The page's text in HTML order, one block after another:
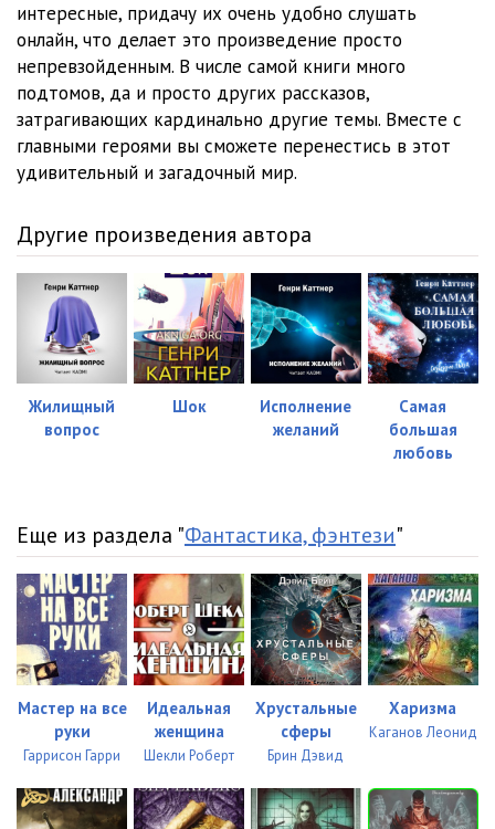
интересные, придачу их очень удобно слушать
онлайн, что делает это произведение просто
непревзойденным. В числе самой книги много
подтомов, да и просто других рассказов,
затрагивающих кардинально другие темы. Вместе с
главными героями вы сможете перенестись в этот
удивительный и загадочный мир.
Другие произведения автора
Жилищный
вопрос
Шок
Исполнение
желаний
Самая
большая
любовь
Еще из раздела "Фантастика, фэнтези"
Мастер на все
руки
Гаррисон Гарри
Идеальная
женщина
Шекли Роберт
Хрустальные
сферы
Брин Дэвид
Харизма
Каганов Леонид